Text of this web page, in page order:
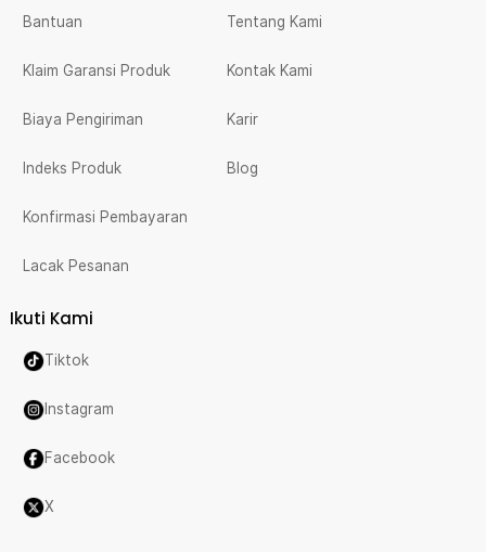
Bantuan
Klaim Garansi Produk
Biaya Pengiriman
Indeks Produk
Konfirmasi Pembayaran
Lacak Pesanan
Tentang Kami
Kontak Kami
Karir
Blog
Ikuti Kami
Tiktok
Instagram
Facebook
X